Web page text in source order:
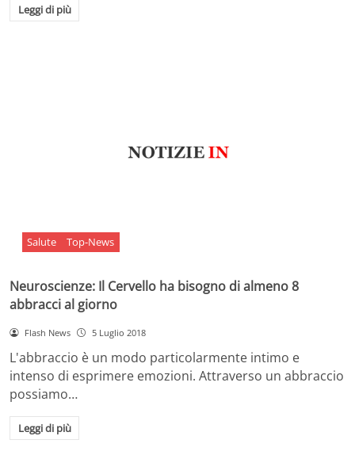
Leggi di più
Salute Top-News
Neuroscienze: Il Cervello ha bisogno di almeno 8
abbracci al giorno
Flash News 5 Luglio 2018
L'abbraccio è un modo particolarmente intimo e
intenso di esprimere emozioni. Attraverso un abbraccio
possiamo…
Leggi di più